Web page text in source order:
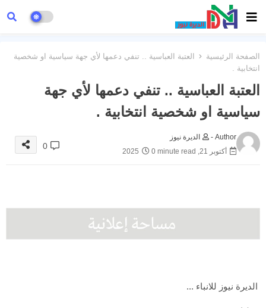
الصفحة الرئيسية
العتبة العباسية .. تنفي دعمها لأي جهة سياسية او شخصية
انتخابية .
العتبة العباسية .. تنفي دعمها لأي جهة
سياسية او شخصية انتخابية .
Author -
الديرة نيوز
أكتوبر 21, 2025
0 minute read
0
الديرة نيوز للانباء ...